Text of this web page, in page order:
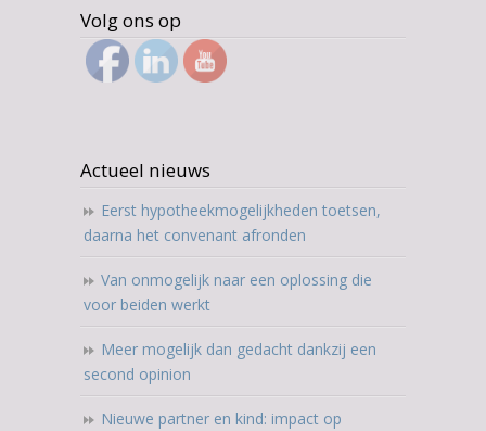
Volg ons op
Actueel nieuws
Eerst hypotheekmogelijkheden toetsen,
daarna het convenant afronden
Van onmogelijk naar een oplossing die
voor beiden werkt
Meer mogelijk dan gedacht dankzij een
second opinion
Nieuwe partner en kind: impact op